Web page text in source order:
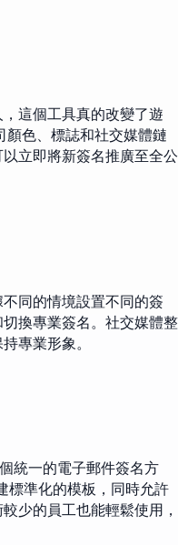
這個工具真的改變了遊
色、標誌和社交媒體鏈
立即將新簽名推廣至全公
同的情境設置不同的簽
換專業簽名。社交媒體整
專業形象。
統一的電子郵件簽名方
標準化的模板，同時允許
少的員工也能輕鬆使用，